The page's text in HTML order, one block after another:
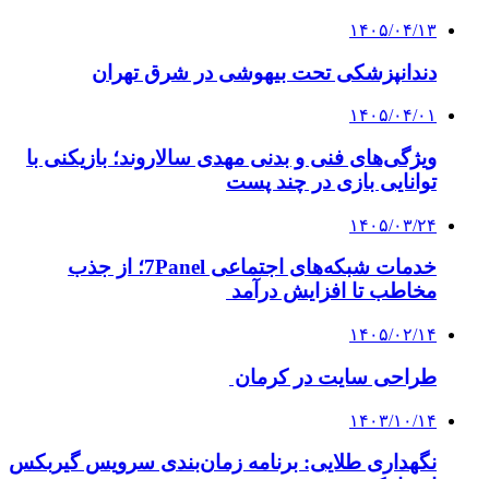
۱۴۰۵/۰۴/۱۳
دندانپزشکی تحت بیهوشی در شرق تهران
۱۴۰۵/۰۴/۰۱
ویژگی‌های فنی و بدنی مهدی سالاروند؛ بازیکنی با
توانایی بازی در چند پست
۱۴۰۵/۰۳/۲۴
خدمات شبکه‌های اجتماعی 7Panel؛ از جذب
مخاطب تا افزایش درآمد
۱۴۰۵/۰۲/۱۴
طراحی سایت در کرمان
۱۴۰۳/۱۰/۱۴
نگهداری طلایی: برنامه زمان‌بندی سرویس گیربکس